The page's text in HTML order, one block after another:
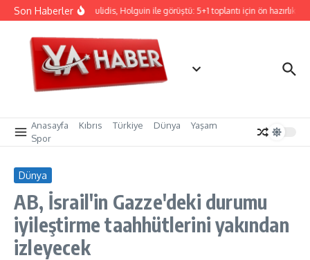
İçeriğe atla
Son HaberlerHristodulidis, Holguin ile görüştü: 5+1 toplantı için ön hazırlık
Anasayfa Kıbrıs Türkiye Dünya
Yaşam
Spor
Dünya
AB, İsrail'in Gazze'deki durumu
iyileştirme taahhütlerini yakından
izleyecek